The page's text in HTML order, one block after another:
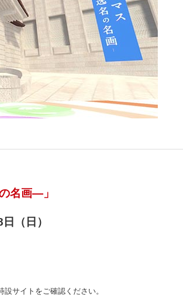
名画―」
（日）
サイトをご確認ください。